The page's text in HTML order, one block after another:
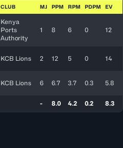
CLUB MJ PPM RPM PDPM EV
Kenya
Ports
Authority
1 8 6 0 12
KCB Lions 2 12 5 0 14
KCB Lions 6 6.7 3.7 0.3 5.8
- 8.0 4.2 0.2 8.3